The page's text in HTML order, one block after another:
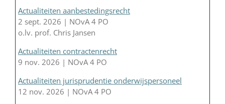
Actualiteiten aanbestedingsrecht
2 sept. 2026 | NOvA 4 PO
o.lv. prof. Chris Jansen
Actualiteiten contractenrecht
9 nov. 2026 | NOvA 4 PO
Actualiteiten jurisprudentie onderwijspersoneel
12 nov. 2026 | NOvA 4 PO